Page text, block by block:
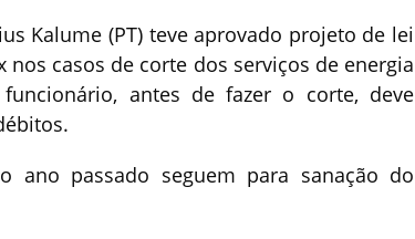
Kalume (PT) teve aprovado projeto de lei
casos de corte dos serviços de energia
antes de fazer o corte, deve
ano passado seguem para sanação do